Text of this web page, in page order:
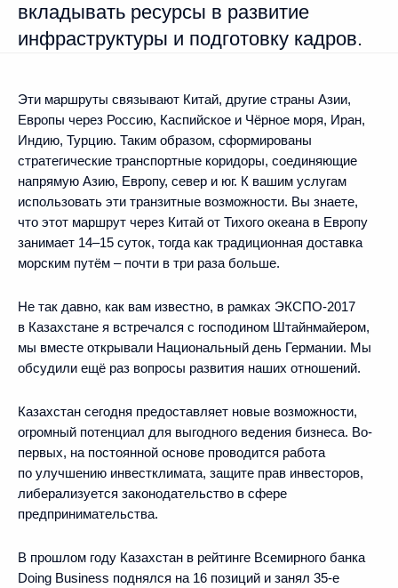
вкладывать ресурсы в развитие
инфраструктуры и подготовку кадров.
Эти маршруты связывают Китай, другие страны Азии,
Европы через Россию, Каспийское и Чёрное моря, Иран,
Индию, Турцию. Таким образом, сформированы
стратегические транспортные коридоры, соединяющие
напрямую Азию, Европу, север и юг. К вашим услугам
использовать эти транзитные возможности. Вы знаете,
что этот маршрут через Китай от Тихого океана в Европу
занимает 14–15 суток, тогда как традиционная доставка
морским путём – почти в три раза больше.
Не так давно, как вам известно, в рамках ЭКСПО-2017
в Казахстане я встречался с господином Штайнмайером,
мы вместе открывали Национальный день Германии. Мы
обсудили ещё раз вопросы развития наших отношений.
Казахстан сегодня предоставляет новые возможности,
огромный потенциал для выгодного ведения бизнеса. Во-
первых, на постоянной основе проводится работа
по улучшению инвестклимата, защите прав инвесторов,
либерализуется законодательство в сфере
предпринимательства.
В прошлом году Казахстан в рейтинге Всемирного банка
Doing Business поднялся на 16 позиций и занял 35-е